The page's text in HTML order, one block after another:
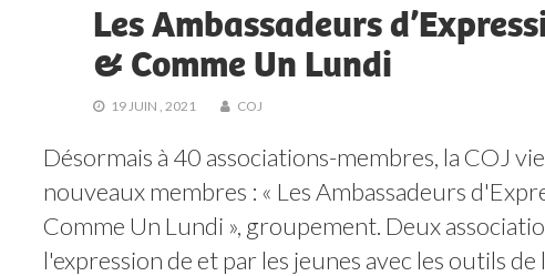
Les Ambassadeurs
& Comme Un Lundi
19 JUIN , 2021 COJ
Désormais à 40 associations-membres, la COJ
nouveaux membres : « Les Ambassadeurs
Comme Un Lundi », groupement. Deux
l'expression de et par les jeunes avec les outils